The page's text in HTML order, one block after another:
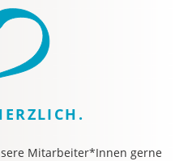
Mitarbeiter*Innen gerne